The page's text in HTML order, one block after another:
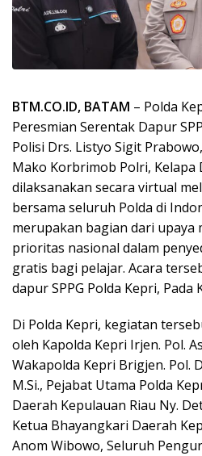
BTM.CO.ID, BATAM – Polda
Peresmian Serentak Dapur
Polisi Drs. Listyo Sigit
Mako Korbrimob Polri, Kelapa
dilaksanakan secara virtual
bersama seluruh Polda di
merupakan bagian dari
prioritas nasional dalam
gratis bagi pelajar. Acara
dapur SPPG Polda Kepri, Pada
Di Polda Kepri, kegiatan
oleh Kapolda Kepri Irjen. Pol.
Wakapolda Kepri Brigjen. Pol.
M.Si., Pejabat Utama Polda
Daerah Kepulauan Riau Ny.
Ketua Bhayangkari Daerah
Anom Wibowo, Seluruh